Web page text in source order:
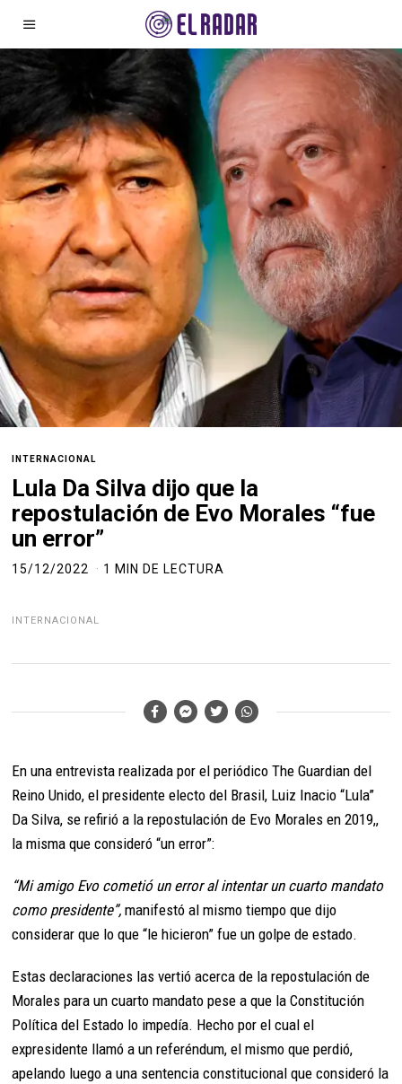
INTERNACIONAL
Lula Da Silva dijo que la
repostulación de Evo Morales “fue
un error”
15/12/2022 1 MIN DE LECTURA
INTERNACIONAL
En una entrevista realizada por el periódico The Guardian del
Reino Unido, el presidente electo del Brasil, Luiz Inacio “Lula”
Da Silva, se refirió a la repostulación de Evo Morales en 2019,,
la misma que consideró “un error”:
“Mi amigo Evo cometió un error al intentar un cuarto mandato
como presidente”, manifestó al mismo tiempo que dijo
considerar que lo que “le hicieron” fue un golpe de estado.
Estas declaraciones las vertió acerca de la repostulación de
Morales para un cuarto mandato pese a que la Constitución
Política del Estado lo impedía. Hecho por el cual el
expresidente llamó a un referéndum, el mismo que perdió,
apelando luego a una sentencia constitucional que consideró la